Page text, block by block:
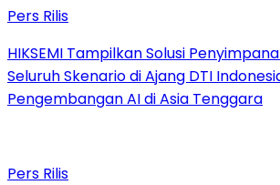
Pers Rilis
HIKSEMI Tampilkan Solusi
Seluruh Skenario di Ajang DTI
Pengembangan AI di Asia Tenggara
Pers Rilis